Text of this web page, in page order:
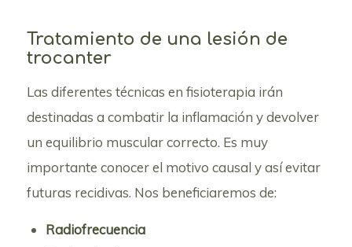
Tratamiento de una lesión de
trocanter
Las diferentes técnicas en fisioterapia irán
destinadas a combatir la inflamación y devolver
un equilibrio muscular correcto. Es muy
importante conocer el motivo causal y así evitar
futuras recidivas. Nos beneficiaremos de:
Radiofrecuencia